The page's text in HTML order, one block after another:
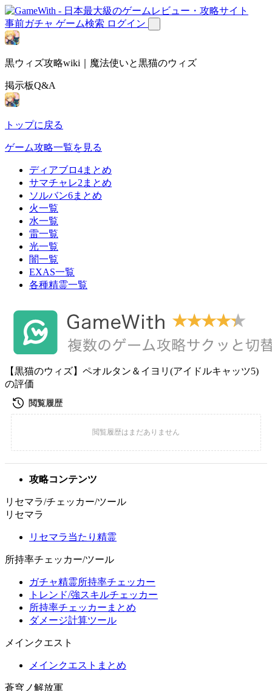
事前ガチャ ゲーム検索 ログイン
黒ウィズ攻略wiki｜魔法使いと黒猫のウィズ
掲示板Q&A
トップに戻る
ゲーム攻略一覧を見る
ディアブロ4まとめ
サマチャレ2まとめ
ソルバン6まとめ
火一覧
水一覧
雷一覧
光一覧
闇一覧
EXAS一覧
各種精霊一覧
【黒猫のウィズ】ペオルタン＆イヨリ(アイドルキャッツ5)
の評価
攻略コンテンツ
リセマラ/チェッカー/ツール
リセマラ
リセマラ当たり精霊
所持率チェッカー/ツール
ガチャ精霊所持率チェッカー
トレンド/強スキルチェッカー
所持率チェッカーまとめ
ダメージ計算ツール
メインクエスト
メインクエストまとめ
蒼穹ノ解放軍